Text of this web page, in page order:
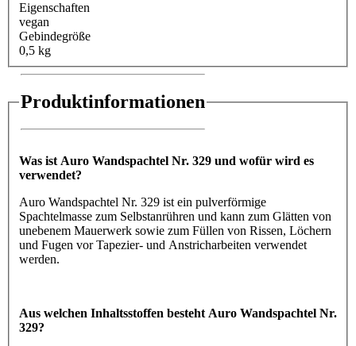
Eigenschaften
vegan
Gebindegröße
0,5 kg
Produktinformationen
Was ist Auro Wandspachtel Nr. 329 und wofür wird es
verwendet?
Auro Wandspachtel Nr. 329 ist ein pulverförmige
Spachtelmasse zum Selbstanrühren und kann zum Glätten von
unebenem Mauerwerk sowie zum Füllen von Rissen, Löchern
und Fugen vor Tapezier- und Anstricharbeiten verwendet
werden.
Aus welchen Inhaltsstoffen besteht Auro Wandspachtel Nr.
329?